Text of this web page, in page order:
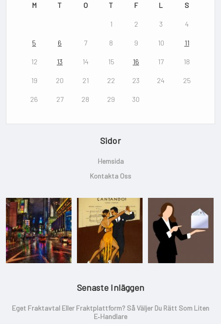
M T O T F L S
1 2 3 4
5 6 7 8 9 10 11
12 13 14 15 16 17 18
19 20 21 22 23 24 25
26 27 28 29 30
Sidor
Hemsida
Kontakta Oss
Senaste Inläggen
Eget Fraktavtal Eller Fraktplattform? Så Väljer Du Rätt Som Liten
E‑handlare